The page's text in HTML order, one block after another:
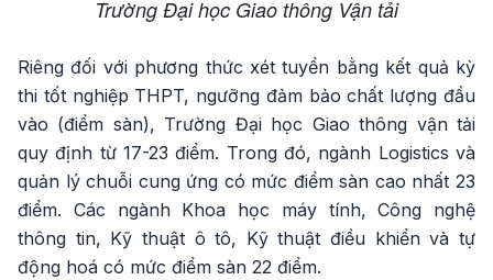
Trường Đại học Giao thông Vận tải
Riêng đối với phương thức xét tuyển bằng kết quả kỳ
thi tốt nghiệp THPT, ngưỡng đảm bảo chất lượng đầu
vào (điểm sàn), Trường Đại học Giao thông vận tải
quy định từ 17-23 điểm. Trong đó, ngành Logistics và
quản lý chuỗi cung ứng có mức điểm sàn cao nhất 23
điểm. Các ngành Khoa học máy tính, Công nghệ
thông tin, Kỹ thuật ô tô, Kỹ thuật điều khiển và tự
động hoá có mức điểm sàn 22 điểm.